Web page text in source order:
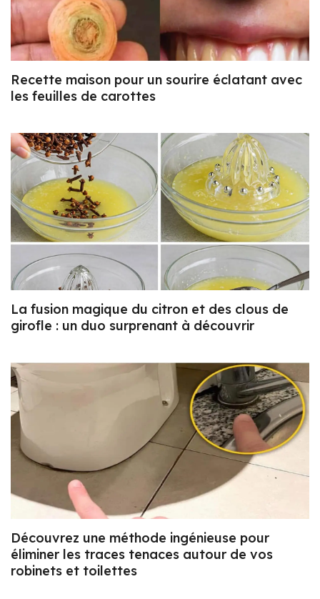
Recette maison pour un sourire éclatant avec
les feuilles de carottes
La fusion magique du citron et des clous de
girofle : un duo surprenant à découvrir
Découvrez une méthode ingénieuse pour
éliminer les traces tenaces autour de vos
robinets et toilettes